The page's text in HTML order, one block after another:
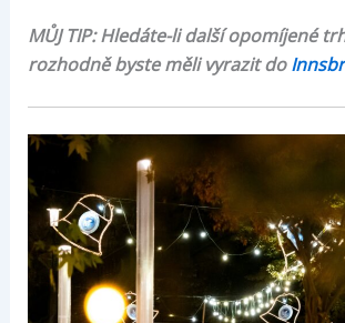
MŮJ TIP: Hledáte-li další opomíjené
rozhodně byste měli vyrazit do